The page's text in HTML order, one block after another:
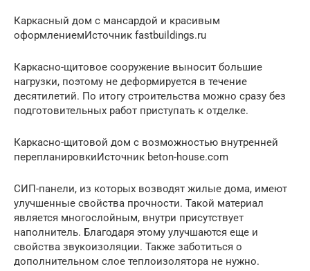
Каркасный дом с мансардой и красивым
оформлениемИсточник fastbuildings.ru
Каркасно-щитовое сооружение выносит большие
нагрузки, поэтому не деформируется в течение
десятилетий. По итогу строительства можно сразу без
подготовительных работ приступать к отделке.
Каркасно-щитовой дом с возможностью внутренней
перепланировкиИсточник beton-house.com
СИП-панели, из которых возводят жилые дома, имеют
улучшенные свойства прочности. Такой материал
является многослойным, внутри присутствует
наполнитель. Благодаря этому улучшаются еще и
свойства звукоизоляции. Также заботиться о
дополнительном слое теплоизолятора не нужно.